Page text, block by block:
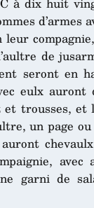
d’armes
de
seront en
eulx
trousses,
un page
avec
garni de